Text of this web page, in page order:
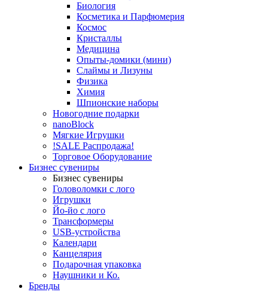
Биология
Косметика и Парфюмерия
Космос
Кристаллы
Медицина
Опыты-домики (мини)
Слаймы и Лизуны
Физика
Химия
Шпионские наборы
Новогодние подарки
nanoBlock
Мягкие Игрушки
!SALE Распродажа!
Торговое Оборудование
Бизнес сувениры
Бизнес сувениры
Головоломки с лого
Игрушки
Йо-йо с лого
Трансформеры
USB-устройства
Календари
Канцелярия
Подарочная упаковка
Наушники и Ко.
Бренды